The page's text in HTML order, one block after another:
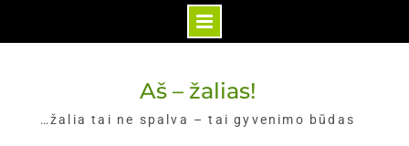
Aš – žalias!
…žalia tai ne spalva – tai gyvenimo būdas